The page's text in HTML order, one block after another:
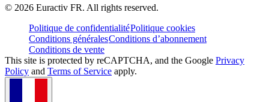
© 2026 Euractiv FR. All rights reserved.
Politique de confidentialitéPolitique cookies
Conditions généralesConditions d’abonnement
Conditions de vente
This site is protected by reCAPTCHA, and the Google Privacy
Policy and Terms of Service apply.